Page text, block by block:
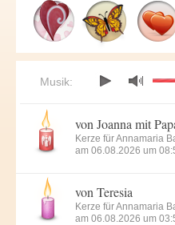
Musik:
von Joanna mit
Kerze für Annamaria
am 06.08.2026 um
von Teresia
Kerze für Annamaria
am 06.08.2026 um